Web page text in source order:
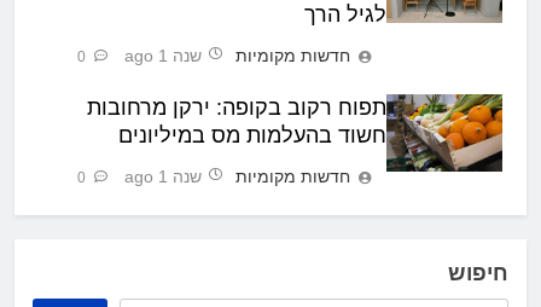
לגיל הרך
חדשות מקומיות שנה 1 ago 0
תפוח רקוב בקופה: ירקן מרחובות
חשוד בהעלמות מס במיליונים
חדשות מקומיות שנה 1 ago 0
חיפוש